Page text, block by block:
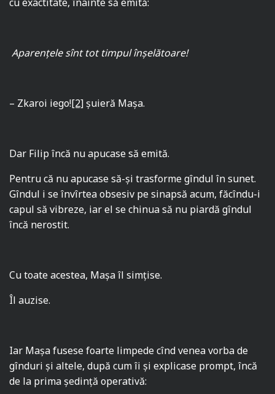
cu exactitate, înainte să emită:
Aparenţele sînt tot timpul înşelătoare!
– Zkaroi iego![2]şuieră Maşa.
Dar Filip încă nu apucase să emită.
Pentru că nu apucase să-şi trasforme gîndul în sunet.
Gîndul i se învîrtea obsesiv pe sinapsă acum, făcîndu-i
capul să vibreze, iar el se chinua să nu piardă gîndul
încă nerostit.
Cu toate acestea, Maşa îl simţise.
Îl auzise.
Iar Maşa fusese foarte limpede cînd venea vorba de
gînduri şi altele, după cum îi şi explicase prompt, încă
de la prima şedinţă operativă: